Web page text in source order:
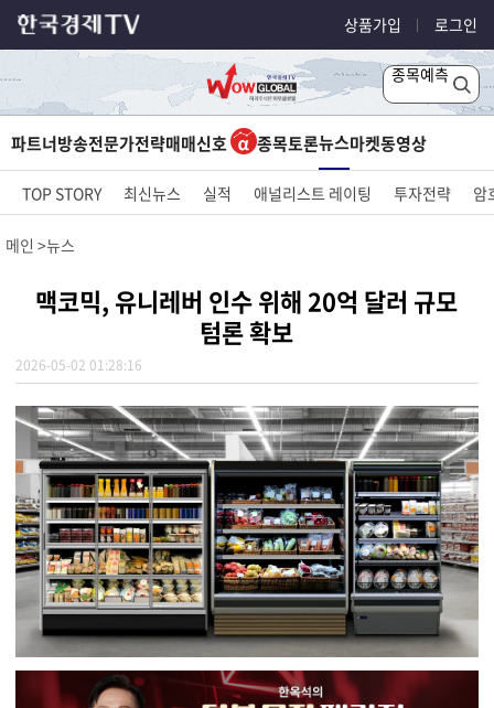
상품가입 로그인
종목예측
파트너방송전문가전략매매신호 종목토론뉴스마켓동영상
TOP STORY 최신뉴스 실적 애널리스트 레이팅 투자전략 암
메인 뉴스
맥코믹, 유니레버 인수 위해 20억 달러 규모
텀론 확보
2026-05-02 01:28:16